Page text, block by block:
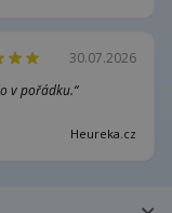
30.07.2026
v pořádku.“
Heureka.cz